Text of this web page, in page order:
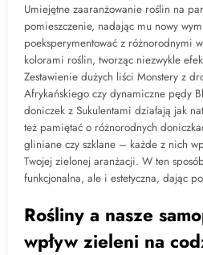
Umiejętne zaaranżowanie roślin na
pomieszczenie, nadając mu nowy
poeksperymentować z różnorodnymi
kolorami roślin, tworząc niezwykle
Zestawienie dużych liści Monstery z
Afrykańskiego czy dynamiczne pędy
doniczek z Sukulentami działają jak
też pamiętać o różnorodnych
gliniane czy szklane – każde z nich
Twojej zielonej aranżacji. W ten
funkcjonalna, ale i estetyczna, dając
Rośliny a nasze
wpływ zieleni na